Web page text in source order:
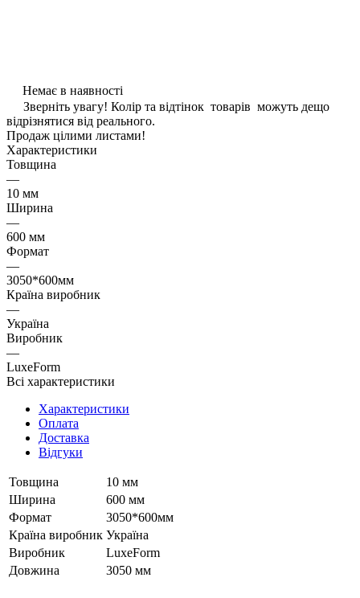
Немає в наявності
Зверніть увагу! Колір та відтінок товарів можуть дещо
відрізнятися від реального.
Продаж цілими листами!
Характеристики
Товщина
—
10 мм
Ширина
—
600 мм
Формат
—
3050*600мм
Країна виробник
—
Україна
Виробник
—
LuxeForm
Всі характеристики
Характеристики
Оплата
Доставка
Відгуки
Товщина
10 мм
Ширина
600 мм
Формат
3050*600мм
Країна виробник Україна
Виробник
LuxeForm
Довжина
3050 мм